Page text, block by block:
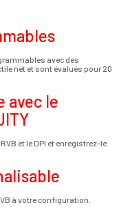
avec des
net et sont évalués pour 20
avec le
et le DPI et enregistrez-le
à votre configuration.